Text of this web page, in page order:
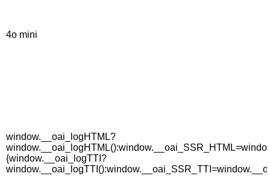
4o mini
window.__oai_logHTML?
{window.__oai_logTTI?